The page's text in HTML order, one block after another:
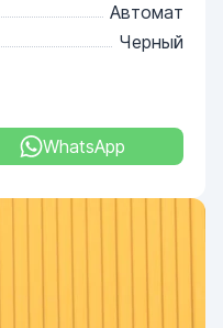
Автомат
Черный
WhatsApp